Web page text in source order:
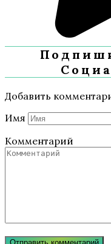
Добавить
Имя
Комментарий